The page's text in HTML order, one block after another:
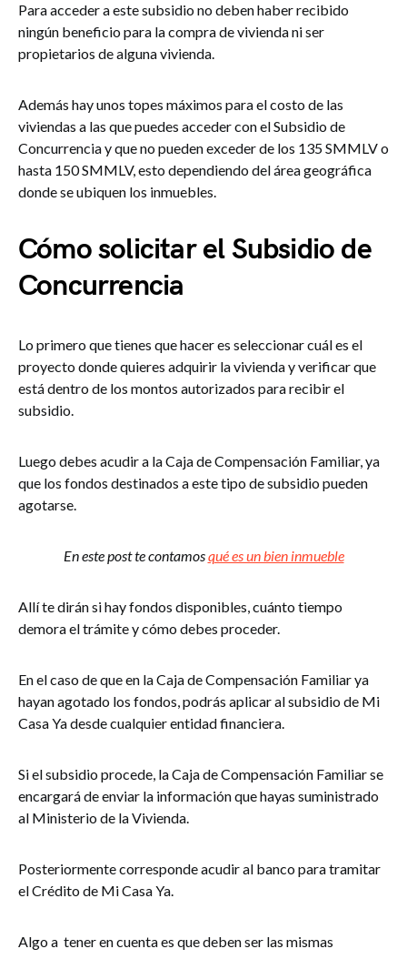
Para acceder a este subsidio no deben haber recibido
ningún beneficio para la compra de vivienda ni ser
propietarios de alguna vivienda.
Además hay unos topes máximos para el costo de las
viviendas a las que puedes acceder con el Subsidio de
Concurrencia y que no pueden exceder de los 135 SMMLV o
hasta 150 SMMLV, esto dependiendo del área geográfica
donde se ubiquen los inmuebles.
Cómo solicitar el Subsidio de
Concurrencia
Lo primero que tienes que hacer es seleccionar cuál es el
proyecto donde quieres adquirir la vivienda y verificar que
está dentro de los montos autorizados para recibir el
subsidio.
Luego debes acudir a la Caja de Compensación Familiar, ya
que los fondos destinados a este tipo de subsidio pueden
agotarse.
En este post te contamosqué es un bien inmueble
Allí te dirán si hay fondos disponibles, cuánto tiempo
demora el trámite y cómo debes proceder.
En el caso de que en la Caja de Compensación Familiar ya
hayan agotado los fondos, podrás aplicar al subsidio de Mi
Casa Ya desde cualquier entidad financiera.
Si el subsidio procede, la Caja de Compensación Familiar se
encargará de enviar la información que hayas suministrado
al Ministerio de la Vivienda.
Posteriormente corresponde acudir al banco para tramitar
el Crédito de Mi Casa Ya.
Algo a tener en cuenta es que deben ser las mismas